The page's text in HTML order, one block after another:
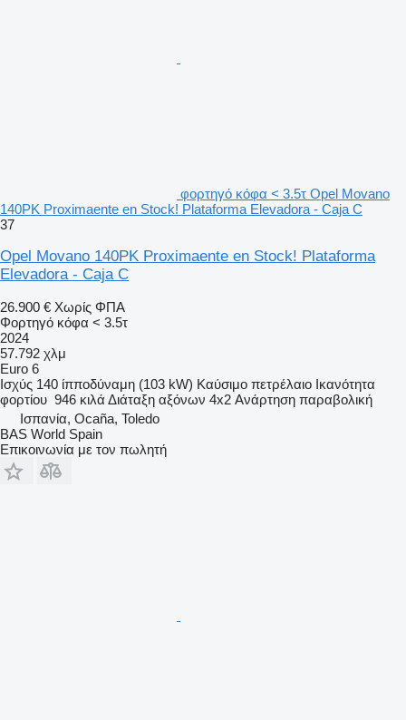
φορτηγό κόφα < 3.5τ Opel Movano
140PK Proximaente en Stock! Plataforma Elevadora - Caja C
37
Opel Movano 140PK Proximaente en Stock! Plataforma
Elevadora - Caja C
26.900 € Χωρίς ΦΠΑ
Φορτηγό κόφα < 3.5τ
2024
57.792 χλμ
Euro 6
Ισχύς 140 ίπποδύναμη (103 kW) Καύσιμο πετρέλαιο Ικανότητα
φορτίου 946 κιλά Διάταξη αξόνων 4x2 Ανάρτηση παραβολική
Ισπανία, Ocaña, Toledo
BAS World Spain
Επικοινωνία με τον πωλητή